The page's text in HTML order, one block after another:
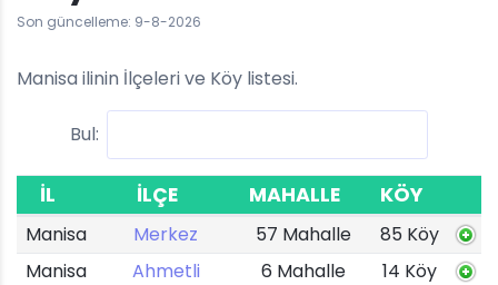
Son güncelleme: 9-8-2026
Manisa ilinin İlçeleri ve Köy listesi.
Bul:
İL İLÇE MAHALLE KÖY
Manisa Merkez 57 Mahalle
85 Köy
Manisa
Ahmetli 6 Mahalle
14 Köy